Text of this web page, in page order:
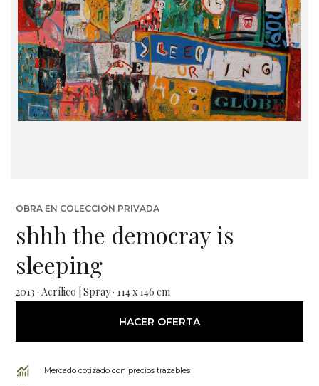
OBRA EN COLECCIÓN PRIVADA
shhh the democray is
sleeping
2013 · Acrílico | Spray · 114 x 146 cm
HACER OFERTA
Mercado cotizado con precios trazables